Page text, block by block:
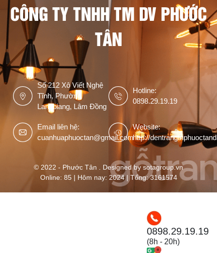
CÔNG TY TNHH TM DV PHƯỚC
TÂN
Số 212 Xô Viết Nghệ
Tĩnh, Phường
Langbiang, Lâm Đồng
Hotline:
0898.29.19.19
Email liên hệ:
cuanhuaphuoctan@gmail.com
Website:
http://
© 2022 - Phước Tân . Designed by sotagroup.vn
Online: 85 | Hôm nay: 2024 | Tổng: 3161574
0898.29.19.19
(8h - 20h)